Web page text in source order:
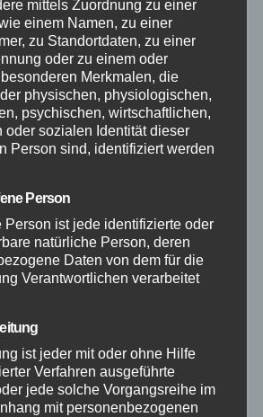
mittels Zuordnung zu einer
einem Namen, zu einer
zu Standortdaten, zu einer
oder zu einem oder
Merkmalen, die
physischen, physiologischen,
psychischen, wirtschaftlichen,
oder sozialen Identität dieser
Person sind, identifiziert werden
Person
Person ist jede identifizierte oder
natürliche Person, deren
Daten von dem für die
Verantwortlichen verarbeitet
ist jeder mit oder ohne Hilfe
Verfahren ausgeführte
jede solche Vorgangsreihe im
mit personenbezogenen